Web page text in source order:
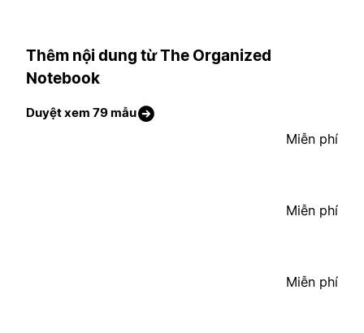
Thêm nội dung từ The Organized
Notebook
Duyệt xem 79 mẫu
Miễn phí
Miễn phí
Miễn phí